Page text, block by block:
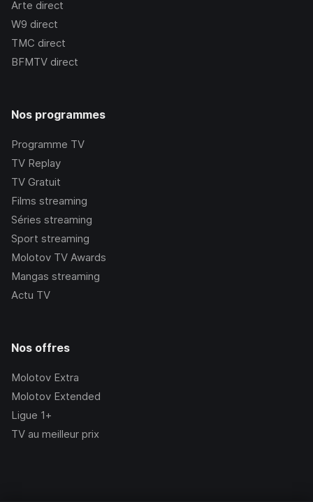
Arte direct
W9 direct
TMC direct
BFMTV direct
Nos programmes
Programme TV
TV Replay
TV Gratuit
Films streaming
Séries streaming
Sport streaming
Molotov TV Awards
Mangas streaming
Actu TV
Nos offres
Molotov Extra
Molotov Extended
Ligue 1+
TV au meilleur prix